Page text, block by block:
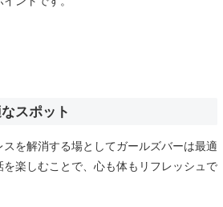
スポット
を解消する場としてガールズバーは最適
楽しむことで、心も体もリフレッシュで